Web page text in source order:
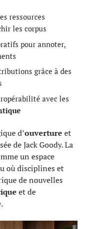
ressources
les corpus
pour annoter,
grâce à des
avec les
d’ouverture et
de Jack Goody. La
un espace
où disciplines et
de nouvelles
et de